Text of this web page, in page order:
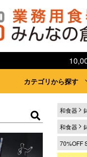
カテゴリから探す
和食器
和食器
70%OFF